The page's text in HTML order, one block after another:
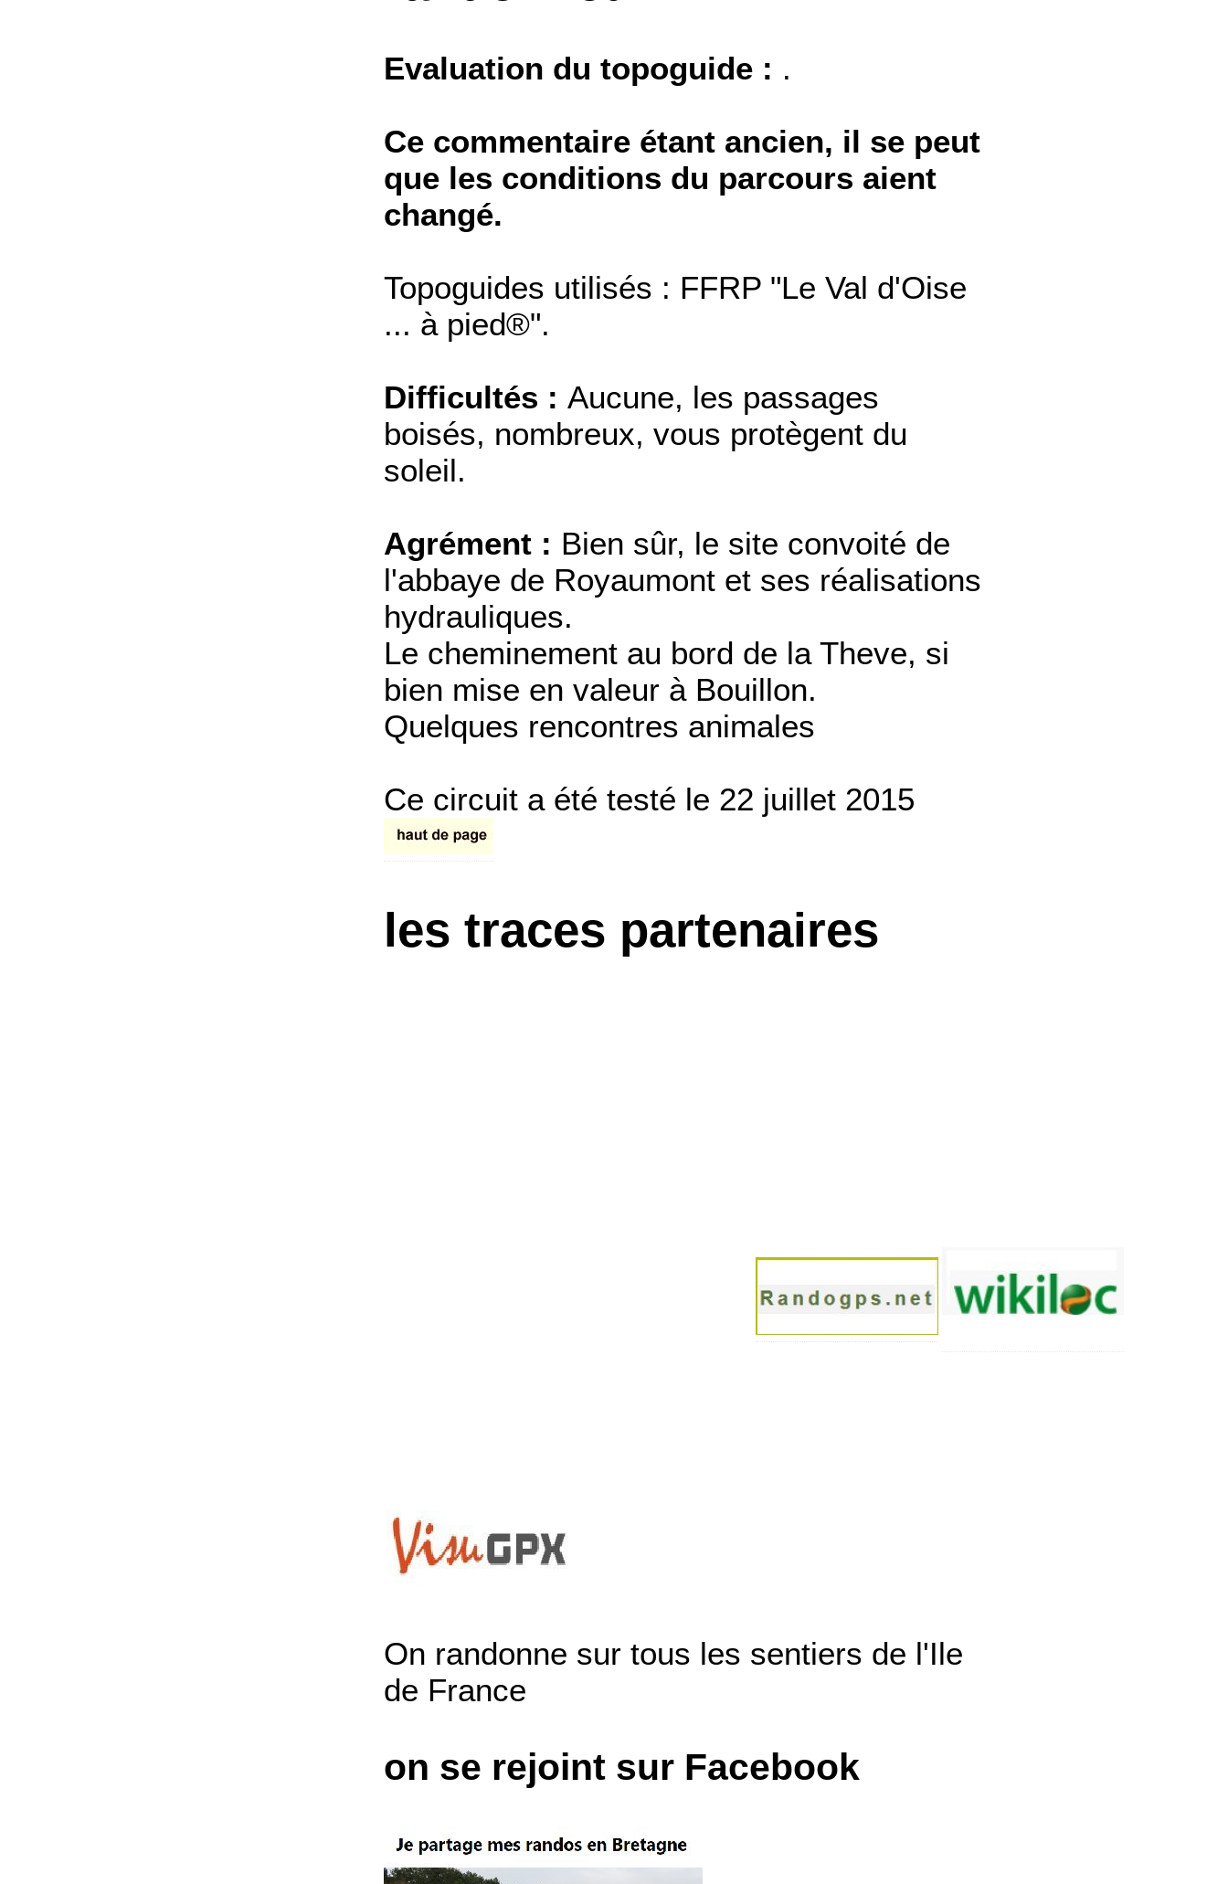
Evaluation du topoguide : .
Ce commentaire étant ancien, il se peut
que les conditions du parcours aient
changé.
Topoguides utilisés : FFRP "Le Val d'Oise
... à pied®".
Difficultés : Aucune, les passages
boisés, nombreux, vous protègent du
soleil.
Agrément : Bien sûr, le site convoité de
l'abbaye de Royaumont et ses réalisations
hydrauliques.
Le cheminement au bord de la Theve, si
bien mise en valeur à Bouillon.
Quelques rencontres animales
Ce circuit a été testé le 22 juillet 2015
les traces partenaires
On randonne sur tous les sentiers de l'Ile
de France
on se rejoint sur Facebook